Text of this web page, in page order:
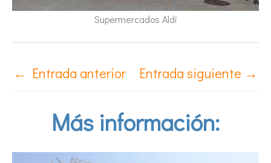
Supermercados Aldi
← Entrada anterior Entrada siguiente →
Más información: